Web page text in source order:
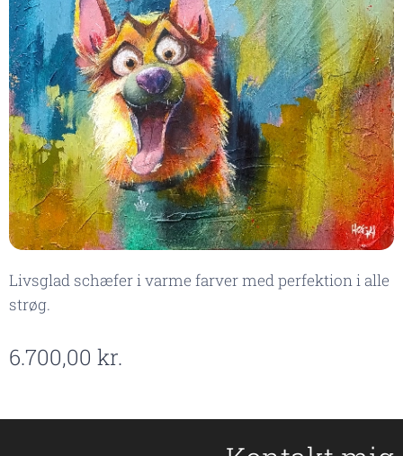
Livsglad schæfer i varme farver med perfektion i alle
strøg.
6.700,00 kr.